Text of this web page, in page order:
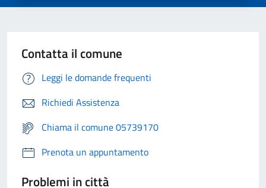
Contatta il comune
Leggi le domande frequenti
Richiedi Assistenza
Chiama il comune 05739170
Prenota un appuntamento
Problemi in città